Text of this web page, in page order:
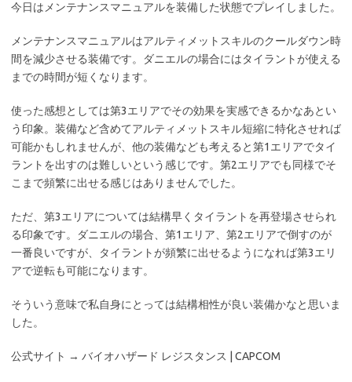
今日はメンテナンスマニュアルを装備した状態でプレイしました。
メンテナンスマニュアルはアルティメットスキルのクールダウン時
間を減少させる装備です。ダニエルの場合にはタイラントが使える
までの時間が短くなります。
使った感想としては第3エリアでその効果を実感できるかなあとい
う印象。装備など含めてアルティメットスキル短縮に特化させれば
可能かもしれませんが、他の装備なども考えると第1エリアでタイ
ラントを出すのは難しいという感じです。第2エリアでも同様でそ
こまで頻繁に出せる感じはありませんでした。
ただ、第3エリアについては結構早くタイラントを再登場させられ
る印象です。ダニエルの場合、第1エリア、第2エリアで倒すのが
一番良いですが、タイラントが頻繁に出せるようになれば第3エリ
アで逆転も可能になります。
そういう意味で私自身にとっては結構相性が良い装備かなと思いま
した。
公式サイト → バイオハザード レジスタンス | CAPCOM